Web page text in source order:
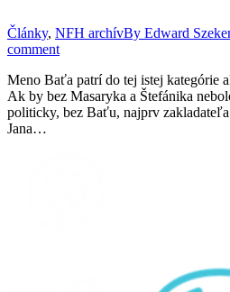
Články, NFH archívBy Edward
comment
Meno Baťa patrí do tej istej kategórie
Ak by bez Masaryka a Štefánika
politicky, bez Baťu, najprv zakladateľa
Jana…